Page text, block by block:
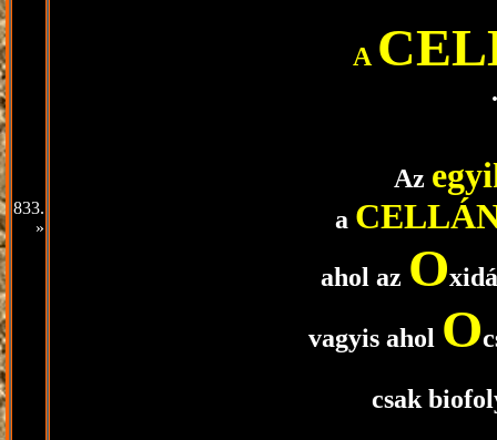
833.
»
A
Az
a
ahol az O
vagyis ahol O
csak